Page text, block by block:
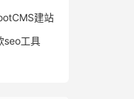
建站
seo工具